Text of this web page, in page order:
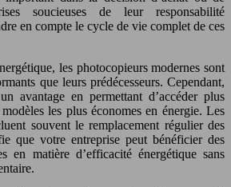
soucieuses de leur responsabilité
en compte le cycle de vie complet de ces
les photocopieurs modernes sont
que leurs prédécesseurs. Cependant,
avantage en permettant d’accéder plus
les plus économes en énergie. Les
souvent le remplacement régulier des
que votre entreprise peut bénéficier des
en matière d’efficacité énergétique sans